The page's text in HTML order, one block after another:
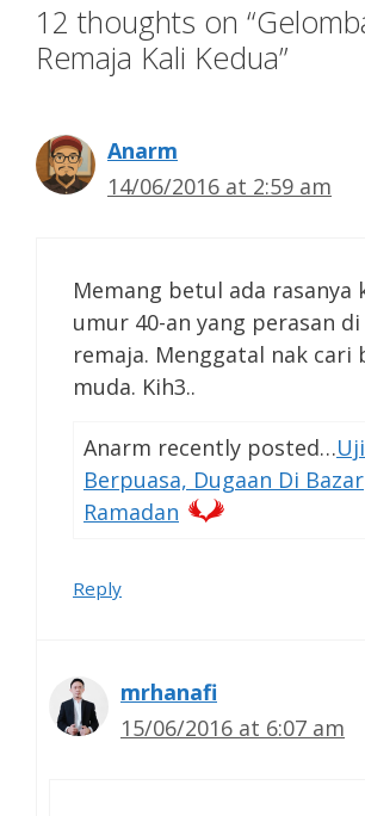
12 thoughts on
Remaja Kali Kedua”
Anarm
14/06/2016 at 2:59 am
Memang betul ada rasanya
umur 40-an yang perasan
remaja. Menggatal nak cari
muda. Kih3..
Anarm recently posted…
Berpuasa, Dugaan Di Bazar
Ramadan
Reply
mrhanafi
15/06/2016 at 6:07 am